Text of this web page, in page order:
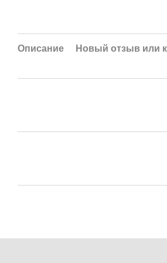
Описание Новый отзыв или